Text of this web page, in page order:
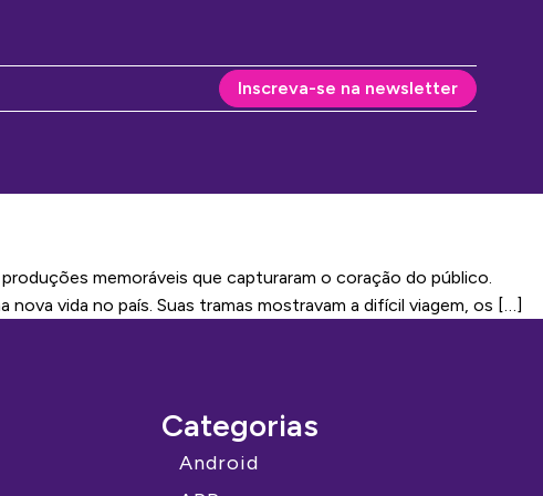
Inscreva-se na newsletter
memoráveis que capturaram o coração do público.
vida no país. Suas tramas mostravam a difícil viagem, os […]
Categorias
Android